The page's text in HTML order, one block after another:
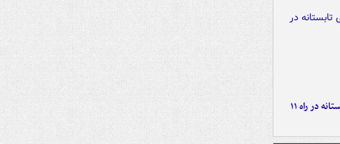
موج بارش‌های تابستانه در راه ۱۱